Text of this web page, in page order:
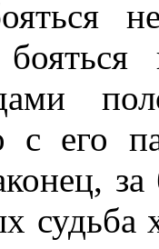
с его
судьба